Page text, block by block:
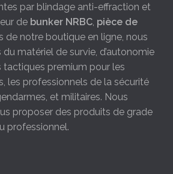
par blindage anti-effraction et
de bunker NRBC, pièce de
de notre boutique en ligne, nous
matériel de survie, d’autonomie
premium pour les
les professionnels de la sécurité
et militaires. Nous
proposer des produits de grade
professionnel.